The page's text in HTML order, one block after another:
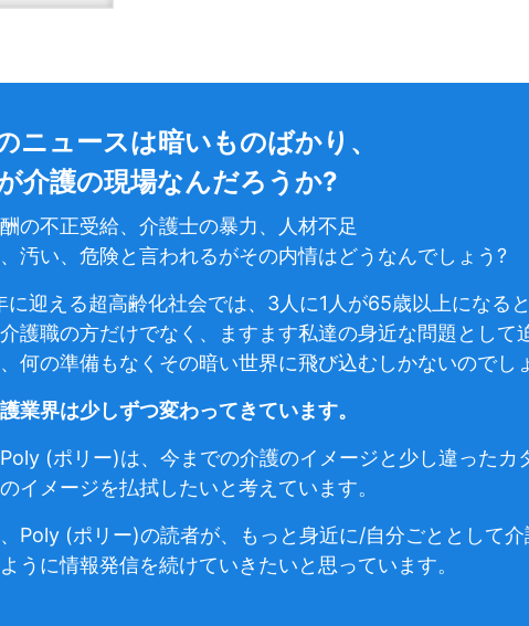
ニュースは暗いものばかり、
介護の現場なんだろうか?
の不正受給、介護士の暴力、人材不足
汚い、危険と言われるがその内情はどうなんでしょう?
迎える超高齢化社会では、3人に1人が65歳以上になると
護職の方だけでなく、ますます私達の身近な問題として
何の準備もなくその暗い世界に飛び込むしかないのでし
業界は少しずつ変わってきています。
(ポリー)は、今までの介護のイメージと少し違った
イメージを払拭したいと考えています。
Poly (ポリー)の読者が、もっと身近に/自分ごととして
うに情報発信を続けていきたいと思っています。